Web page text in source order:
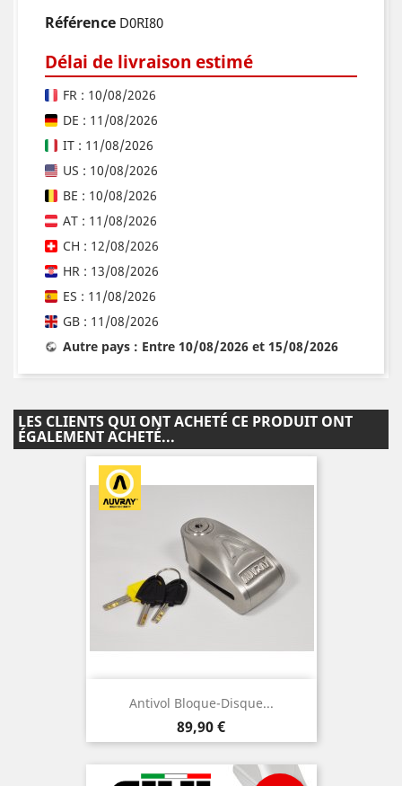
Référence D0RI80
Délai de livraison estimé
FR : 10/08/2026
DE : 11/08/2026
IT : 11/08/2026
US : 10/08/2026
BE : 10/08/2026
AT : 11/08/2026
CH : 12/08/2026
HR : 13/08/2026
ES : 11/08/2026
GB : 11/08/2026
Autre pays : Entre 10/08/2026 et 15/08/2026
LES CLIENTS QUI ONT ACHETÉ CE PRODUIT ONT
ÉGALEMENT ACHETÉ...
Antivol Bloque-Disque...
Prix
89,90 €